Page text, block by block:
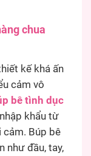
chua
kế khá ấn
cảm vô
bê tình dục
khẩu từ
cảm. Búp bê
như đầu, tay,